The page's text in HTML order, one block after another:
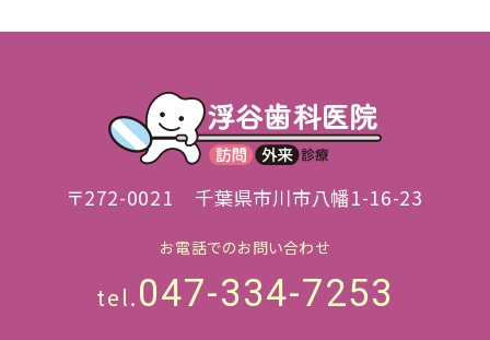
〒272-0021 千葉県市川市八幡1-16-23
お電話でのお問い合わせ
tel.047-334-7253